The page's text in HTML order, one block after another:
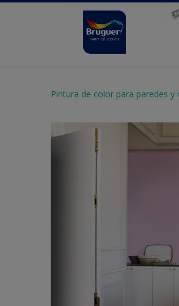
Pintura de color para paredes y